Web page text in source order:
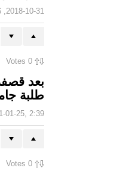
2018-10-31, 4:46 م
0
Votes
بعد
طلبة
2021-01-25,
0
Votes